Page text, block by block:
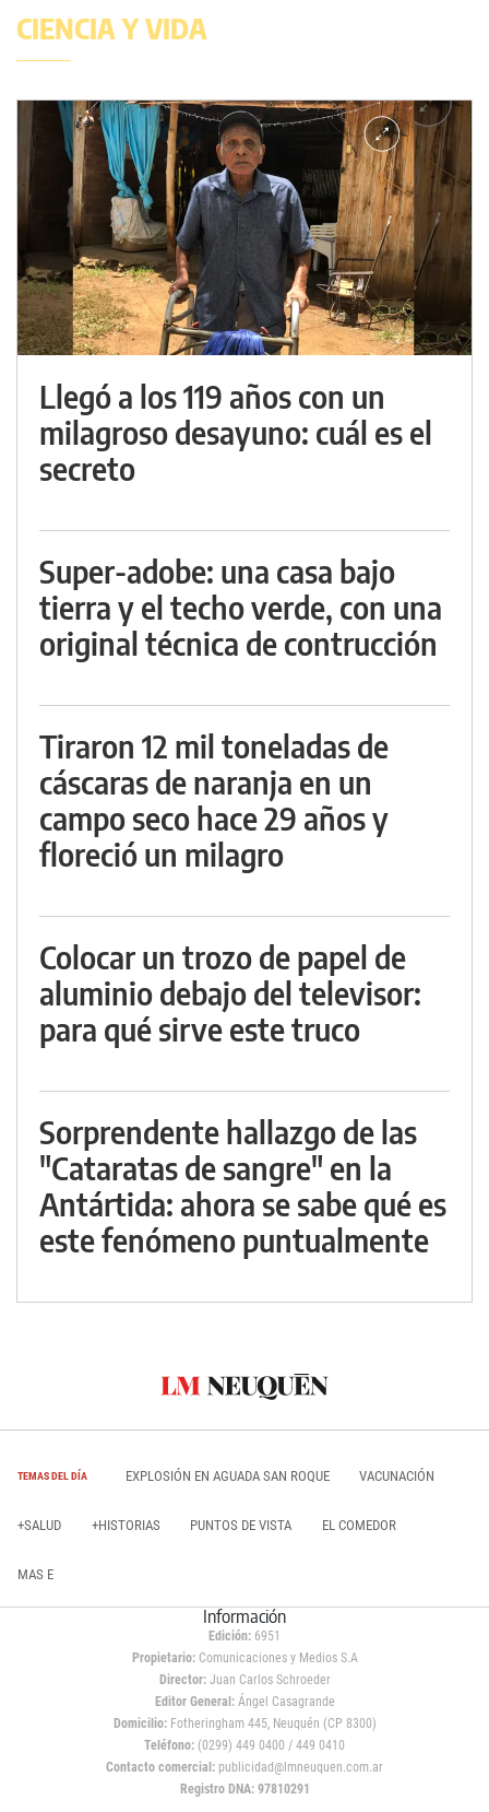
CIENCIA Y VIDA
Llegó a los 119 años con un
milagroso desayuno: cuál es el
secreto
Super-adobe: una casa bajo
tierra y el techo verde, con una
original técnica de contrucción
Tiraron 12 mil toneladas de
cáscaras de naranja en un
campo seco hace 29 años y
floreció un milagro
Colocar un trozo de papel de
aluminio debajo del televisor:
para qué sirve este truco
Sorprendente hallazgo de las
"Cataratas de sangre" en la
Antártida: ahora se sabe qué es
este fenómeno puntualmente
TEMAS DEL DÍA EXPLOSIÓN EN AGUADA SAN ROQUE VACUNACIÓN
+SALUD +HISTORIAS PUNTOS DE VISTA EL COMEDOR
MAS E
Información
Edición: 6951
Propietario:Comunicaciones y Medios S.A
Director: Juan Carlos Schroeder
Editor General:Ángel Casagrande
Domicilio:Fotheringham 445, Neuquén (CP 8300)
Teléfono: (0299) 449 0400 / 449 0410
Contacto comercial: publicidad@lmneuquen.com.ar
Registro DNA: 97810291